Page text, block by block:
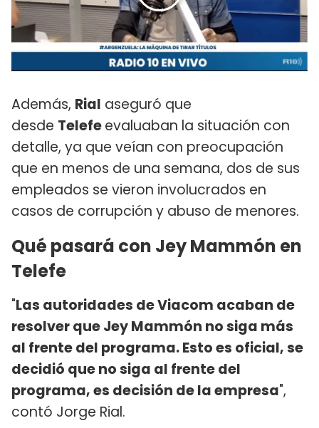
Además, Rial aseguró que
desde Telefeevaluaban la situación con
detalle, ya que veían con preocupación
que en menos de una semana, dos de sus
empleados se vieron involucrados en
casos de corrupción y abuso de menores.
Qué pasará con Jey Mammón en
Telefe
"Las autoridades de Viacom acaban de
resolver que Jey Mammón no siga más
al frente del programa. Esto es oficial, se
decidió que no siga al frente del
programa, es decisión de la empresa",
contó Jorge Rial.